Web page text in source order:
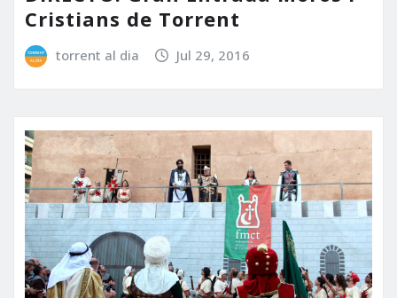
Cristians de Torrent
torrent al dia Jul 29, 2016